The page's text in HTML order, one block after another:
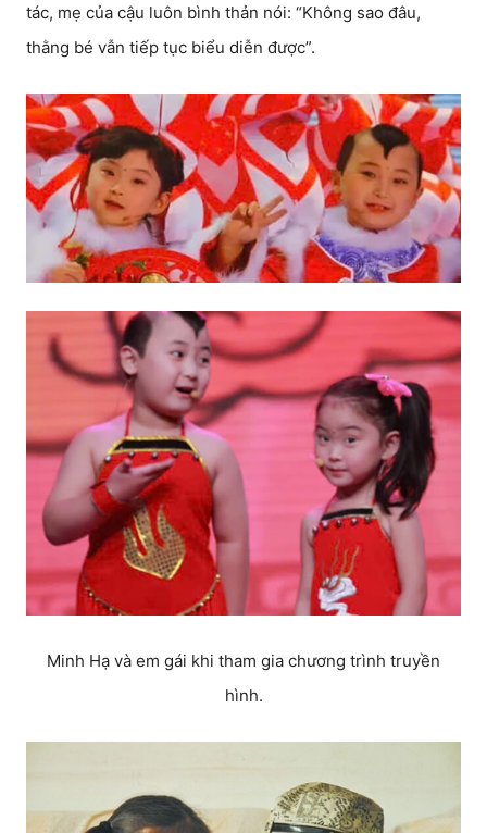
tác, mẹ của cậu luôn bình thản nói: “Không sao đâu,
thằng bé vẫn tiếp tục biểu diễn được”.
Minh Hạ và em gái khi tham gia chương trình truyền
hình.